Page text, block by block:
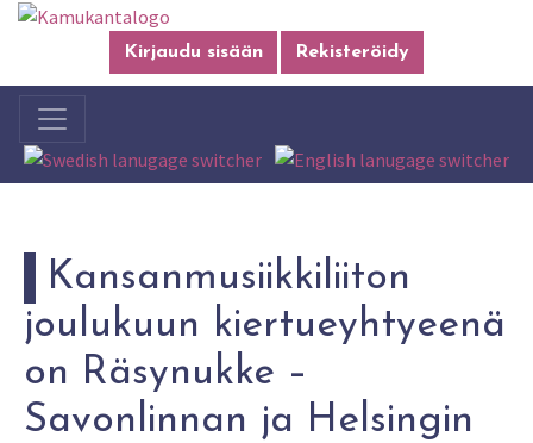
Kirjaudu sisään Rekisteröidy
Kansanmusiikkiliiton
joulukuun kiertueyhtyeenä
on Räsynukke –
Savonlinnan ja Helsingin